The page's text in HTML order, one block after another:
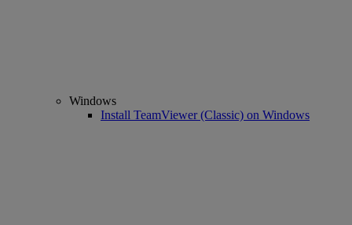
Windows
Install TeamViewer (Classic) on Windows